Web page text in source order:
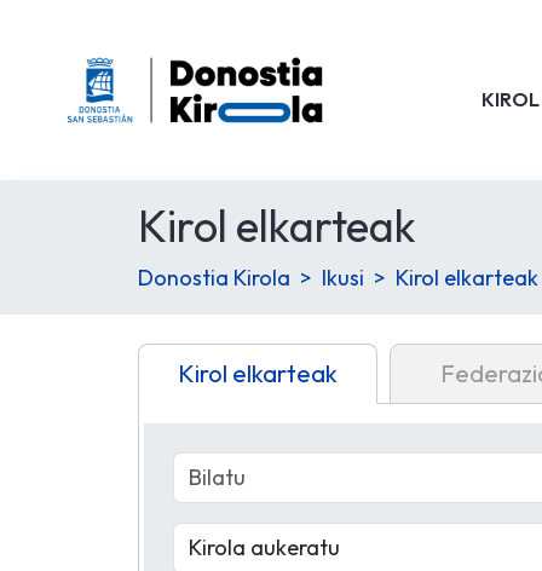
Kirol elkarteak
Donostia Kirola Ikusi Kirol elkarteak
Kirol elkarteak